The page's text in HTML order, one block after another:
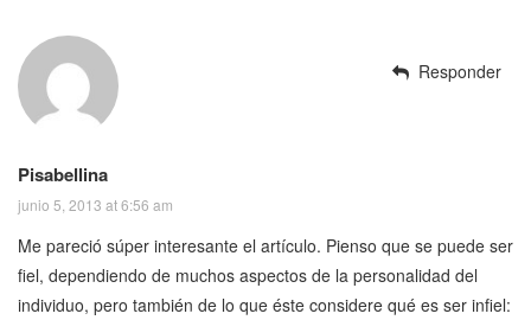
Pisabellina
junio 5, 2013 at 6:56 am
Me pareció súper interesante el artículo. Pienso que se puede ser
fiel, dependiendo de muchos aspectos de la personalidad del
individuo, pero también de lo que éste considere qué es ser infiel:
Responder